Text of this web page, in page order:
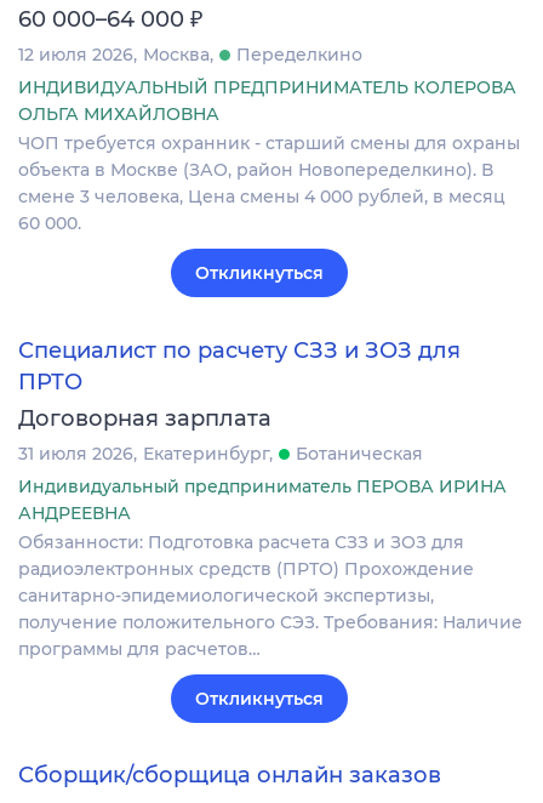
60 000–64 000 ₽
12 июля 2026 Москва
Переделкино
ИНДИВИДУАЛЬНЫЙ ПРЕДПРИНИМАТЕЛЬ КОЛЕРОВА
ОЛЬГА МИХАЙЛОВНА
ЧОП требуется охранник - старший смены для охраны
объекта в Москве (ЗАО, район Новопеределкино). В
смене 3 человека, Цена смены 4 000 рублей, в месяц
60 000.
Откликнуться
Специалист по расчету СЗЗ и ЗОЗ для
ПРТО
Договорная зарплата
31 июля 2026 Екатеринбург
Ботаническая
Индивидуальный предприниматель ПЕРОВА ИРИНА
АНДРЕЕВНА
Обязанности: Подготовка расчета СЗЗ и ЗОЗ для
радиоэлектронных средств (ПРТО) Прохождение
санитарно-эпидемиологической экспертизы,
получение положительного СЭЗ. Требования: Наличие
программы для расчетов…
Откликнуться
Сборщик/сборщица онлайн заказов